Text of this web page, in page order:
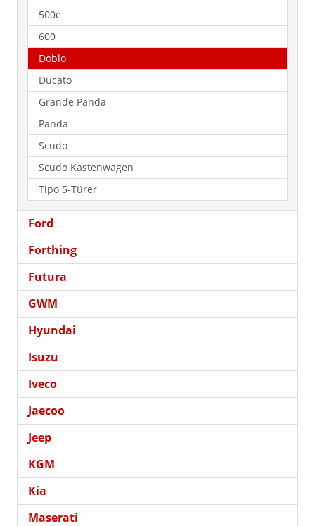
500e
600
Doblo
Ducato
Grande Panda
Panda
Scudo
Scudo Kastenwagen
Tipo 5-Türer
Ford
Forthing
Futura
GWM
Hyundai
Isuzu
Iveco
Jaecoo
Jeep
KGM
Kia
Maserati